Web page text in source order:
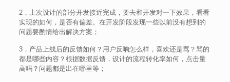
2，上次设计的部分开发接近完成，要去和开发对一下效果，看看
实现的如何，是否有偏差。在开发阶段发现一些以前没有想到的
问题要酌情给出解决方案；
3，产品上线后的反馈如何？用户反响怎么样，喜欢还是骂？骂的
都是哪些内容？根据数据反馈，设计的流程转化率如何，点击量
高吗？问题都是出在哪里等；